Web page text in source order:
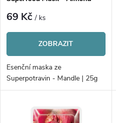
r
o
d
u
p
r
o
d
69 Kč/ ks
ZOBRAZIT
Esenční maska ze
Superpotravin - Mandle | 25g